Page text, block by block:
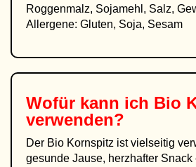
Roggenmalz, Sojamehl, Salz,
Allergene: Gluten, Soja, Sesam
Wofür kann ich Bio
verwenden?
Der Bio Kornspitz ist vielseitig
gesunde Jause, herzhafter Snack